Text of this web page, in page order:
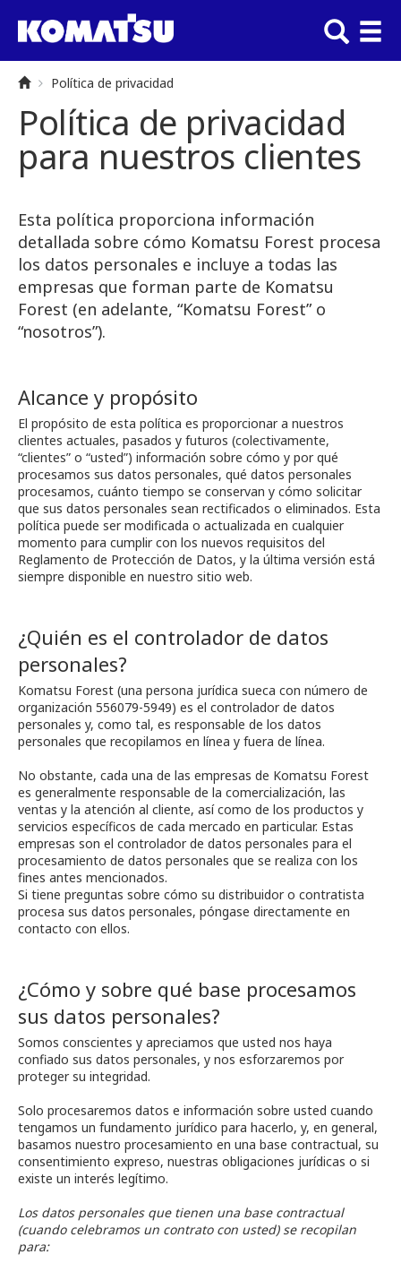
Política de privacidad
Política de privacidad
para nuestros clientes
Esta política proporciona información
detallada sobre cómo Komatsu Forest procesa
los datos personales e incluye a todas las
empresas que forman parte de Komatsu
Forest (en adelante, “Komatsu Forest” o
“nosotros”).
Alcance y propósito
El propósito de esta política es proporcionar a nuestros
clientes actuales, pasados y futuros (colectivamente,
“clientes” o “usted”) información sobre cómo y por qué
procesamos sus datos personales, qué datos personales
procesamos, cuánto tiempo se conservan y cómo solicitar
que sus datos personales sean rectificados o eliminados. Esta
política puede ser modificada o actualizada en cualquier
momento para cumplir con los nuevos requisitos del
Reglamento de Protección de Datos, y la última versión está
siempre disponible en nuestro sitio web.
¿Quién es el controlador de datos
personales?
Komatsu Forest (una persona jurídica sueca con número de
organización 556079-5949) es el controlador de datos
personales y, como tal, es responsable de los datos
personales que recopilamos en línea y fuera de línea.
No obstante, cada una de las empresas de Komatsu Forest
es generalmente responsable de la comercialización, las
ventas y la atención al cliente, así como de los productos y
servicios específicos de cada mercado en particular. Estas
empresas son el controlador de datos personales para el
procesamiento de datos personales que se realiza con los
fines antes mencionados.
Si tiene preguntas sobre cómo su distribuidor o contratista
procesa sus datos personales, póngase directamente en
contacto con ellos.
¿Cómo y sobre qué base procesamos
sus datos personales?
Somos conscientes y apreciamos que usted nos haya
confiado sus datos personales, y nos esforzaremos por
proteger su integridad.
Solo procesaremos datos e información sobre usted cuando
tengamos un fundamento jurídico para hacerlo, y, en general,
basamos nuestro procesamiento en una base contractual, su
consentimiento expreso, nuestras obligaciones jurídicas o si
existe un interés legítimo.
Los datos personales que tienen una base contractual
(cuando celebramos un contrato con usted) se recopilan
para: